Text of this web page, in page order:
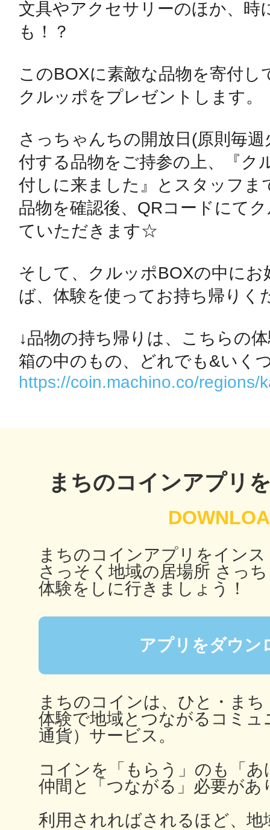
文具やアクセサリーのほか、時
も！？
このBOXに素敵な品物を寄付し
クルッポをプレゼントします。
さっちゃんちの開放日(原則毎
付する品物をご持参の上、『ク
付しに来ました』とスタッフま
品物を確認後、QRコードにて
ていただきます☆
そして、クルッポBOXの中に
ば、体験を使ってお持ち帰りく
↓品物の持ち帰りは、こちらの
https://coin.machino.co/regions/
まちのコインアプリ
まちのコインアプリをイン
さっそく地域の居場所 さっ
体験をしに行きましょう！
アプリをダウン
まちのコインは、ひと・ま
体験で地域とつながるコミュ
通貨）サービス。
コインを「もらう」のも「
仲間と「つながる」必要があ
利用されればされるほど、地
鴻巣
池袋
秋葉原
日置
高知市
シモキ
厚木
八尾